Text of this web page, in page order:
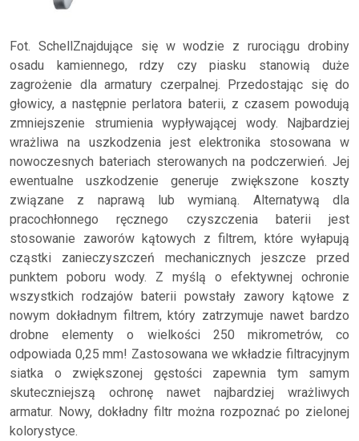
Fot. SchellZnajdujące się w wodzie z rurociągu drobiny
osadu kamiennego, rdzy czy piasku stanowią duże
zagrożenie dla armatury czerpalnej. Przedostając się do
głowicy, a następnie perlatora baterii, z czasem powodują
zmniejszenie strumienia wypływającej wody. Najbardziej
wrażliwa na uszkodzenia jest elektronika stosowana w
nowoczesnych bateriach sterowanych na podczerwień. Jej
ewentualne uszkodzenie generuje zwiększone koszty
związane z naprawą lub wymianą. Alternatywą dla
pracochłonnego ręcznego czyszczenia baterii jest
stosowanie zaworów kątowych z filtrem, które wyłapują
cząstki zanieczyszczeń mechanicznych jeszcze przed
punktem poboru wody. Z myślą o efektywnej ochronie
wszystkich rodzajów baterii powstały zawory kątowe z
nowym dokładnym filtrem, który zatrzymuje nawet bardzo
drobne elementy o wielkości 250 mikrometrów, co
odpowiada 0,25 mm! Zastosowana we wkładzie filtracyjnym
siatka o zwiększonej gęstości zapewnia tym samym
skuteczniejszą ochronę nawet najbardziej wrażliwych
armatur. Nowy, dokładny filtr można rozpoznać po zielonej
kolorystyce.